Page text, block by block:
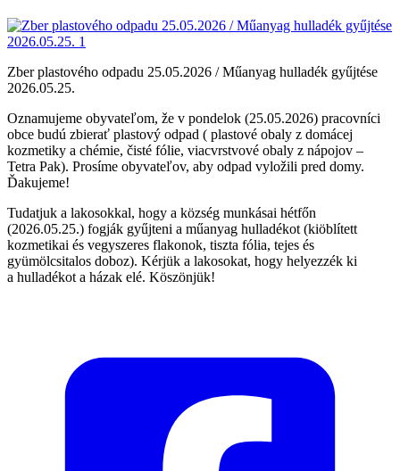
Zber plastového odpadu 25.05.2026 / Műanyag hulladék gyűjtése
2026.05.25.
Oznamujeme obyvateľom, že v pondelok (25.05.2026) pracovníci
obce budú zbierať plastový odpad ( plastové obaly z domácej
kozmetiky a chémie, čisté fólie, viacvrstvové obaly z nápojov –
Tetra Pak). Prosíme obyvateľov, aby odpad vyložili pred domy.
Ďakujeme!
Tudatjuk a lakosokkal, hogy a község munkásai hétfőn
(2026.05.25.) fogják gyűjteni a műanyag hulladékot (kiöblített
kozmetikai és vegyszeres flakonok, tiszta fólia, tejes és
gyümölcsitalos doboz). Kérjük a lakosokat, hogy helyezzék ki
a hulladékot a házak elé. Köszönjük!